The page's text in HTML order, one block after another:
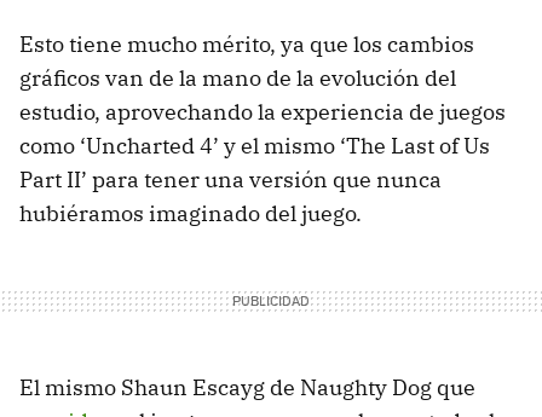
Esto tiene mucho mérito, ya que los cambios
gráficos van de la mano de la evolución del
estudio, aprovechando la experiencia de juegos
como ‘Uncharted 4’ y el mismo ‘The Last of Us
Part II’ para tener una versión que nunca
hubiéramos imaginado del juego.
El mismo Shaun Escayg de Naughty Dog que